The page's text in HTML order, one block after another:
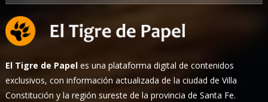
El Tigre de Papel es una plataforma digital de contenidos
exclusivos, con información actualizada de la ciudad de Villa
Constitución y la región sureste de la provincia de Santa Fe.